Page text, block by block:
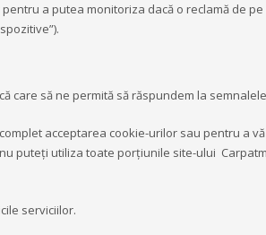
a putea monitoriza dacă o reclamă de
care să ne permită să răspundem la
acceptarea cookie-urilor sau pentru a
puteți utiliza toate porțiunile site-ului
serviciilor.